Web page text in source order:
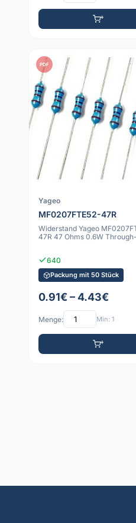
PDF
Yageo
MF0207FTE52-47R
Widerstand Yageo
47R 47 Ohms 0.6W
640
Packung mit 50 Stück
0.91€ – 4.43€
Menge: Min: 1